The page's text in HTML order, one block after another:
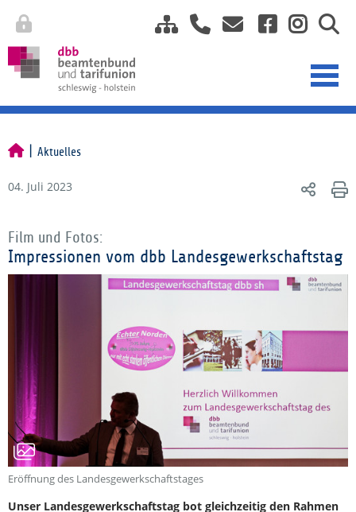
Aktuelles
04. Juli 2023
Film und Fotos:
Impressionen vom dbb Landesgewerkschaftstag
Eröffnung des Landesgewerkschaftstages
Unser Landesgewerkschaftstag bot gleichzeitig den Rahmen